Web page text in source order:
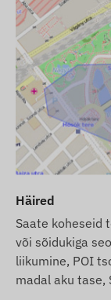
ja aku
See seade
Palun
teie soovitud
saadaval.
operaatorite
järkjärguline
meie
pakuvad
Püüame
piltide pideva
Häired
Saate koheseid
või sõidukiga
liikumine, POI
madal aku tase,